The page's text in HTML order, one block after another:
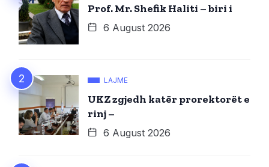
Prof. Mr. Shefik Haliti – biri i
6 August 2026
LAJME
UKZ zgjedh katër prorektorët e
rinj –
6 August 2026